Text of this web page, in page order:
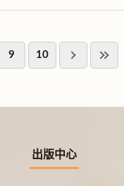
9 10
出版中心